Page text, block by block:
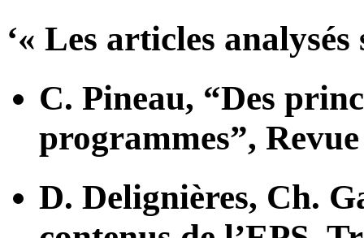
‘« Les articles
C. Pineau, “Des
programmes”,
D. Delignières, Ch.